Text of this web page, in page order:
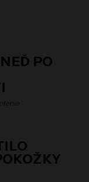
PO